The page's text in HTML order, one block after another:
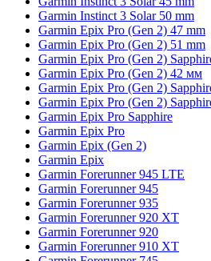
Garmin Instinct 3 Solar 50 mm
Garmin Epix Pro (Gen 2) 47 mm
Garmin Epix Pro (Gen 2) 51 mm
Garmin Epix Pro (Gen 2)
Garmin Epix Pro (Gen 2) 42 мм
Garmin Epix Pro (Gen 2)
Garmin Epix Pro (Gen 2)
Garmin Epix Pro Sapphire
Garmin Epix Pro
Garmin Epix (Gen 2)
Garmin Epix
Garmin Forerunner 945 LTE
Garmin Forerunner 945
Garmin Forerunner 935
Garmin Forerunner 920 XT
Garmin Forerunner 920
Garmin Forerunner 910 XT